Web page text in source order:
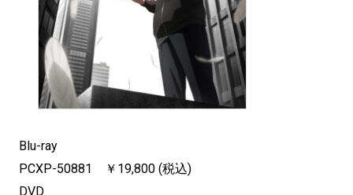
Blu-ray
PCXP-50881 ￥19,800 (税込)
DVD